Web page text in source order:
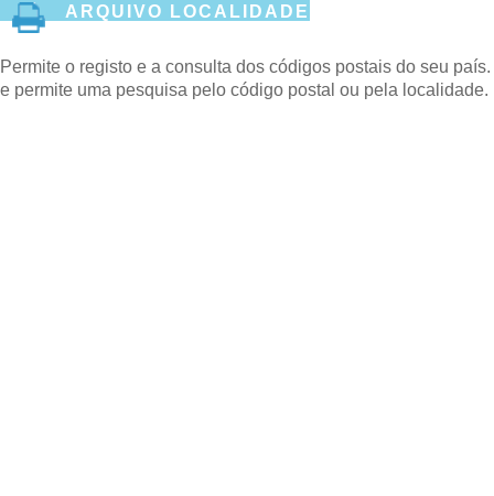
ARQUIVO LOCALIDADE
Permite o registo e a consulta dos códigos postais do seu
e permite uma pesquisa pelo código postal ou pela localidade.